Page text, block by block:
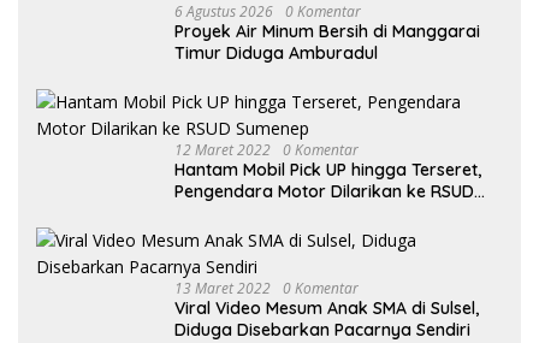
6 Agustus 2026 0 Komentar
Proyek Air Minum Bersih di Manggarai
Timur Diduga Amburadul
12 Maret 2022 0 Komentar
Hantam Mobil Pick UP hingga Terseret,
Pengendara Motor Dilarikan ke RSUD
13 Maret 2022 0 Komentar
Viral Video Mesum Anak SMA di Sulsel,
Diduga Disebarkan Pacarnya Sendiri